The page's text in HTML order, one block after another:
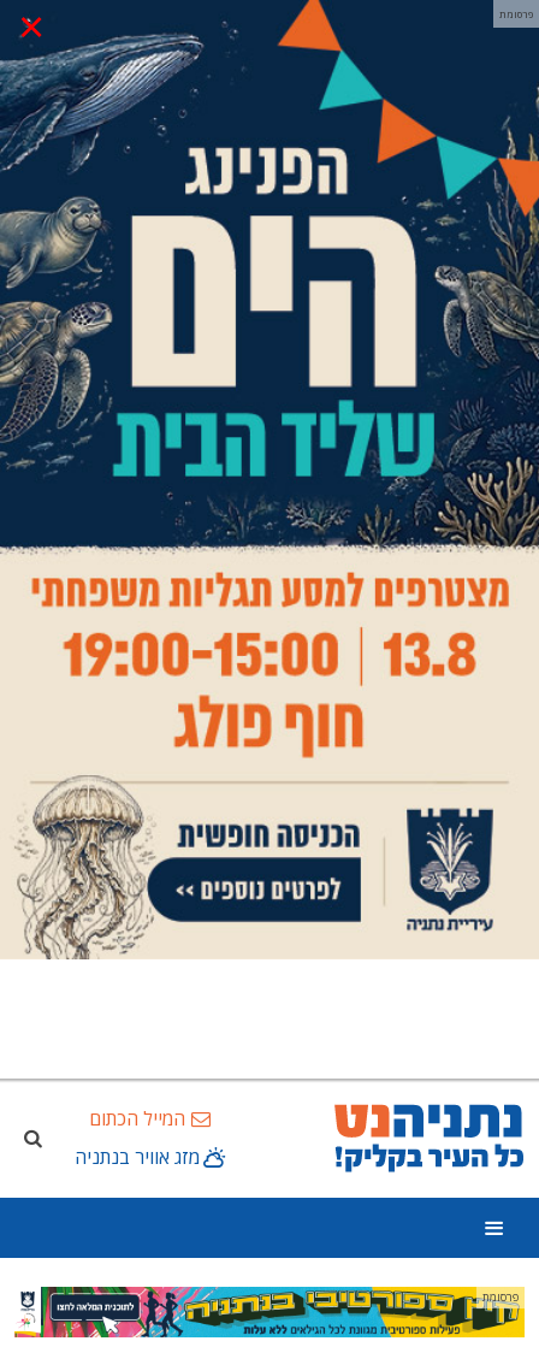
× פרסומת
המייל הכתום
מזג אוויר בנתניה
פרסומת